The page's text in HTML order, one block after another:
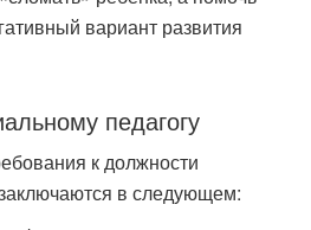
вариант развития
педагогу
к должности
в следующем: